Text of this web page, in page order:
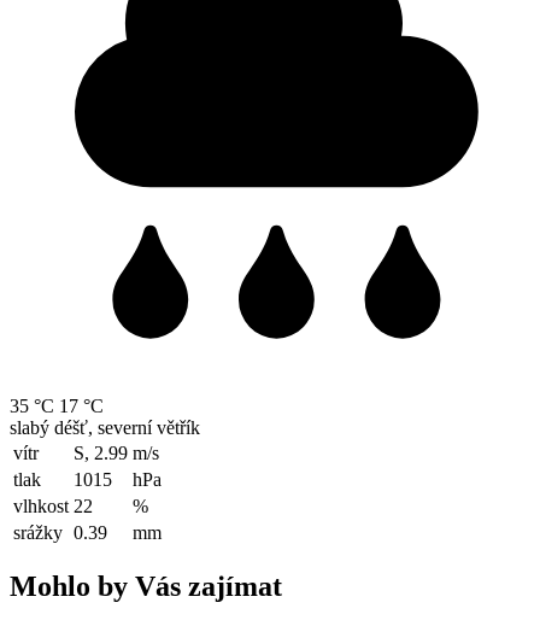
35 °C 17 °C
slabý déšť, severní větřík
vítr
S, 2.99 m/s
tlak
1015
hPa
vlhkost 22
%
srážky 0.39 mm
Mohlo by Vás zajímat